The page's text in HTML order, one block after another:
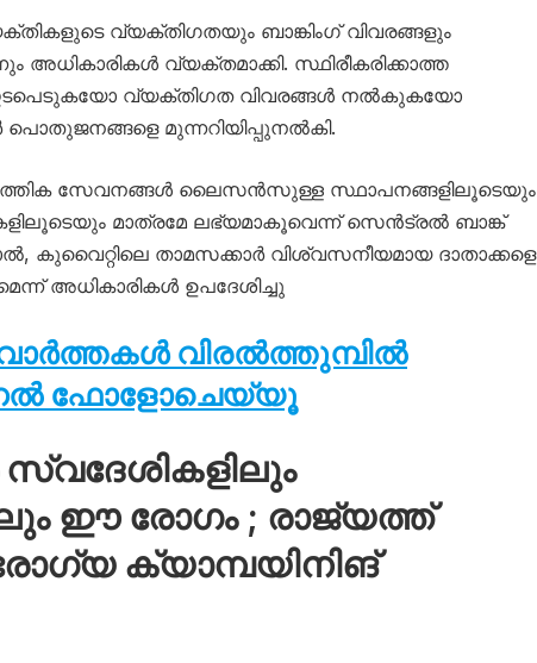
വ്യക്തിഗതയും ബാങ്കിംഗ് വിവരങ്ങളും
അധികാരികൾ വ്യക്തമാക്കി. സ്ഥിരീകരിക്കാത്ത
വ്യക്തിഗത വിവരങ്ങൾ നൽകുകയോ
മുന്നറിയിപ്പുനൽകി.
സേവനങ്ങൾ ലൈസൻസുള്ള സ്ഥാപനങ്ങളിലൂടെയും
മാത്രമേ ലഭ്യമാകൂവെന്ന് സെൻട്രൽ ബാങ്ക്
കുവൈറ്റിലെ താമസക്കാർ വിശ്വസനീയമായ ദാതാക്കളെ
അധികാരികൾ ഉപദേശിച്ചു
വിരൽത്തുമ്പിൽ
ഫോളോചെയ്യൂ
ഈ രോ​ഗം ; രാജ്യത്ത്
ക്യാമ്പയിനിങ്